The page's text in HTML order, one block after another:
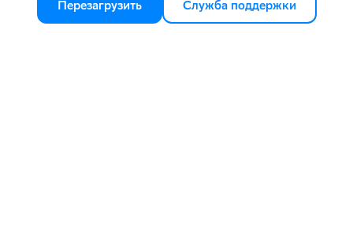
Перезагрузить Служба поддержки